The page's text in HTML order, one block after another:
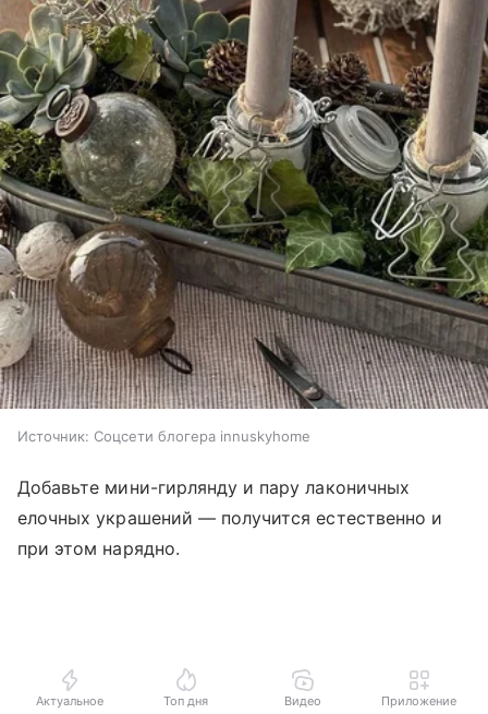
Источник: Соцсети блогера innuskyhome
Добавьте мини-гирлянду и пару лаконичных
елочных украшений — получится естественно и
при этом нарядно.
Актуальное Топ дня Видео Приложение